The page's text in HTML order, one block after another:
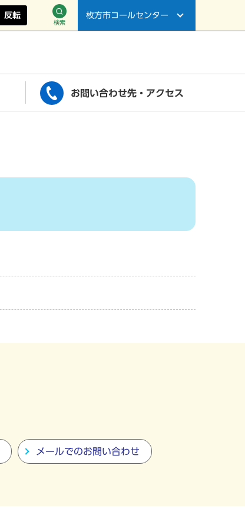
反転
検索
枚方市コールセンター
お問い合わせ先・アクセス
メールでのお問い合わせ